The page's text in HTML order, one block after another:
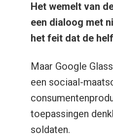
Het wemelt van
een dialoog met
het feit dat de
Maar Google
een sociaal-
toepassingen
soldaten.